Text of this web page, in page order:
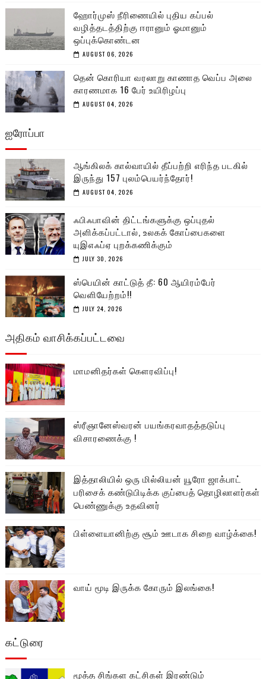
ஹோர்முஸ் நீரிணையில் புதிய கப்பல்
வழித்தடத்திற்கு ஈரானும் ஓமானும்
ஒப்புக்கொண்டன
AUGUST 06, 2026
தென் கொரியா வரலாறு காணாத வெப்ப அலை
காரணமாக 16 பேர் உயிரிழப்பு
AUGUST 04, 2026
ஐரோப்பா
ஆங்கிலக் கால்வாயில் தீப்பற்றி எரிந்த படகில்
இருந்து 157 புலம்பெயர்ந்தோர்!
AUGUST 04, 2026
ஃபிஃபாவின் திட்டங்களுக்கு ஒப்புதல்
அளிக்கப்பட்டால், உலகக் கோப்பைகளை
யுஇஎஃப்ஏ புறக்கணிக்கும்
JULY 30, 2026
ஸ்பெயின் காட்டுத் தீ: 60 ஆயிரம்பேர்
வெளியேற்றம்!!
JULY 24, 2026
அதிகம் வாசிக்கப்பட்டவை
மாமனிதர்கள் கௌரவிப்பு!
ஸ்ரீஞானேஸ்வரன் பயங்கரவாதத்தடுப்பு
விசாரணைக்கு !
இத்தாலியில் ஒரு மில்லியன் யூரோ ஜாக்பாட்
பரிசைக் கண்டுபிடிக்க குப்பைத் தொழிலாளர்கள்
பெண்ணுக்கு உதவினர்
பிள்ளையானிற்கு சூம் ஊடாக சிறை வாழ்க்கை!
வாய் மூடி இருக்க கோரும் இலங்கை!
கட்டுரை
மூத்த சிங்கள கட்சிகள் இரண்டும்